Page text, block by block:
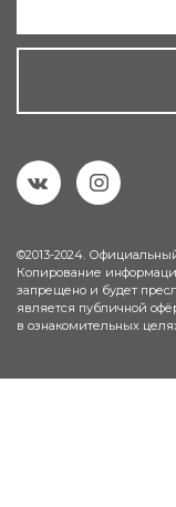
©2013-2024.
Копирование
запрещено и будет
является публичной
в ознакомительных